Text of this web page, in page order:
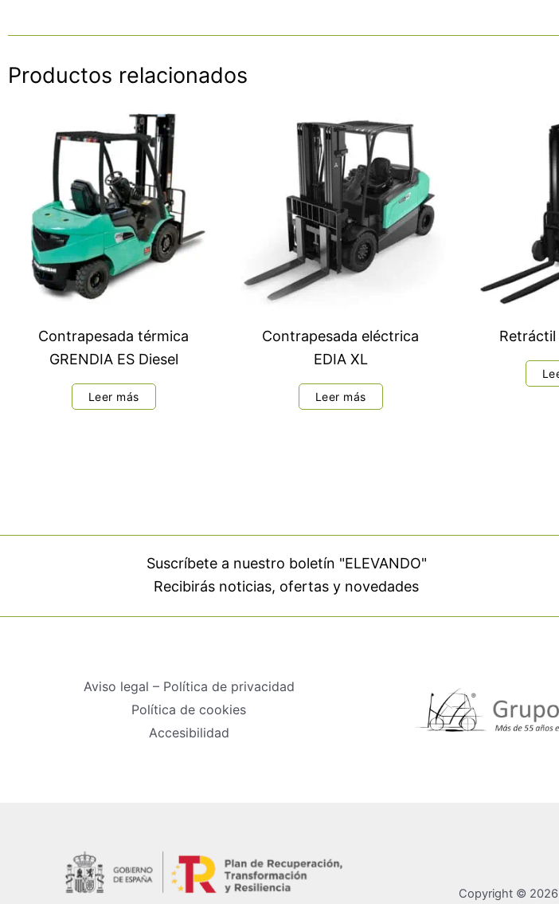
Productos relacionados
Contrapesada térmica
GRENDIA ES Diesel
Leer más
Contrapesada eléctrica
EDIA XL
Leer más
Retráctil
Suscríbete a nuestro boletín "ELEVANDO"
Recibirás noticias, ofertas y novedades
Aviso legal – Política de privacidad
Política de cookies
Accesibilidad
Copyright © 2026